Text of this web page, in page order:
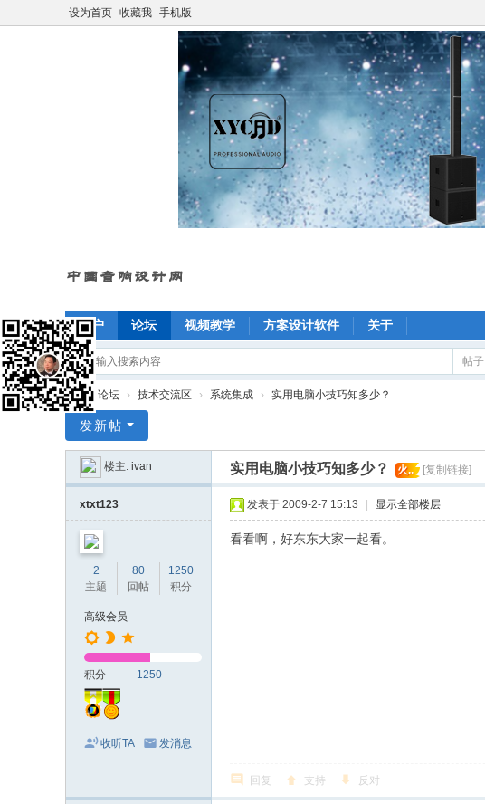
设为首页 收藏我 手机版
门户 论坛 视频教学 方案设计软件 关于
帖子
Y
» 论坛 › 技术交流区 › 系统集成 › 实用电脑小技巧知多少？
发新帖
楼主: ivan 实用电脑小技巧知多少？ 火.. [复制链接]
xtxt123
2
主题
80
回帖
1250
积分
高级会员
积分 1250
收听TA 发消息
发表于 2009-2-7 15:13 显示全部楼层
看看啊，好东东大家一起看。
回复 支持 反对